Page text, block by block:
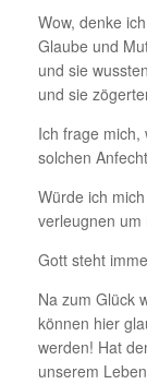
Wow, denke
Glaube und
und sie
und sie
Ich frage mich,
solchen
Würde ich
verleugnen um
Gott steht
Na zum Glück
können hier
werden! Hat
unserem